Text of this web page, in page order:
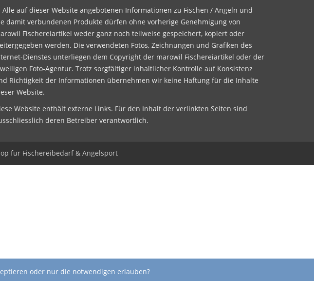
auf dieser Website angebotenen Informationen zu Fischen / Angeln und
damit verbundenen Produkte dürfen ohne vorherige Genehmigung von
Fischereiartikel weder ganz noch teilweise gespeichert, kopiert oder
werden. Die verwendeten Fotos, Zeichnungen und Grafiken des
Dienstes unterliegen dem Copyright der marowil Fischereiartikel oder der
Foto-Agentur. Trotz sorgfältiger inhaltlicher Kontrolle auf Konsistenz
Richtigkeit der Informationen übernehmen wir keine Haftung für die Inhalte
Website.
Website enthält externe Links. Für den Inhalt der verlinkten Seiten sind
deren Betreiber verantwortlich.
für Fischereibedarf & Angelsport
oder nur die notwendigen erlauben?